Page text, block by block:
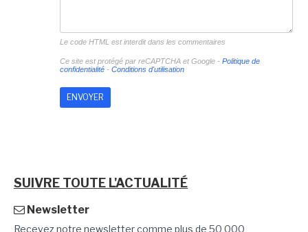
Le code HTML est interdit dans les commentaires
Ce site est protégé par reCAPTCHA et Google - Politique de
confidentialité- Conditions d'utilisation
SUIVRE TOUTE L'ACTUALITÉ
Newsletter
Recevez notre newsletter comme plus de 50 000